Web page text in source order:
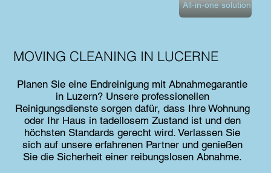
All-in-one solution
MOVING CLEANING IN LUCERNE
Planen Sie eine Endreinigung mit Abnahmegarantie
in Luzern? Unsere professionellen
Reinigungsdienste sorgen dafür, dass Ihre Wohnung
oder Ihr Haus in tadellosem Zustand ist und den
höchsten Standards gerecht wird. Verlassen Sie
sich auf unsere erfahrenen Partner und genießen
Sie die Sicherheit einer reibungslosen Abnahme.